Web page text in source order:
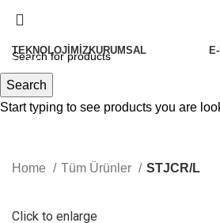
Menu
Home Tüm Ürünler STJCR/L
Click to enlarge
TEKNOLOJIMIZKURUMSAL
Search
Start typing to see products you are